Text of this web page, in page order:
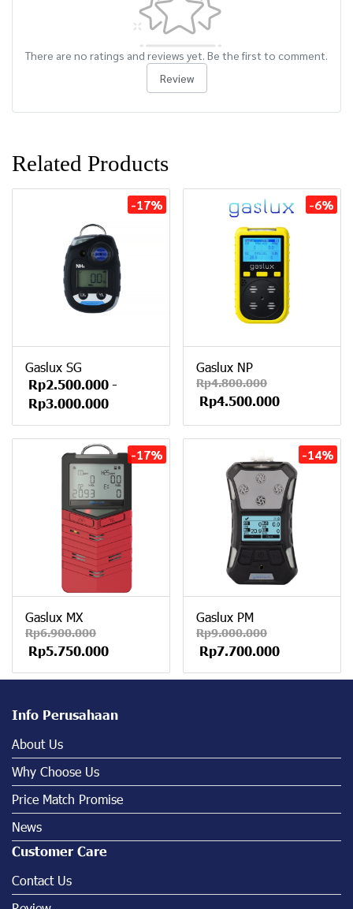
There are no ratings and reviews yet. Be the first to comment.
Review
Related Products
-17%
Gaslux SG
Rp2.500.000 -
Rp3.000.000
-6%
Gaslux NP
Rp4.800.000
Rp4.500.000
-17%
Gaslux MX
Rp6.900.000
Rp5.750.000
-14%
Gaslux PM
Rp9.000.000
Rp7.700.000
Info Perusahaan
About Us
Why Choose Us
Price Match Promise
News
Customer Care
Contact Us